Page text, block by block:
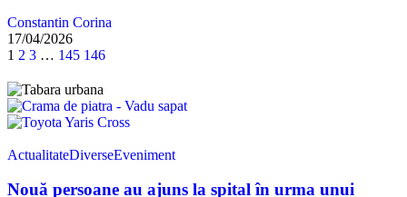
Constantin Corina
17/04/2026
1 2 3 … 145 146
ActualitateDiverseEveniment
Nouă persoane au ajuns la spital în urma unui